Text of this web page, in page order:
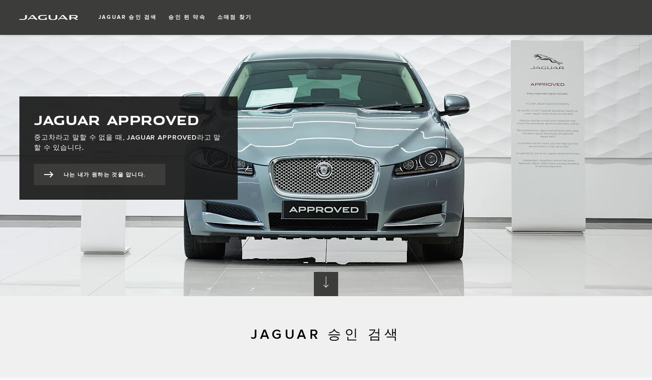
JAGUAR 승인 검색 승인 된 약속 소매점 찾기
JAGUAR APPROVED
중고차라고 말할 수 없을 때, JAGUAR APPROVED라고 말
할 수 있습니다.
나는 내가 원하는 것을 압니다.
JAGUAR 승인 검색